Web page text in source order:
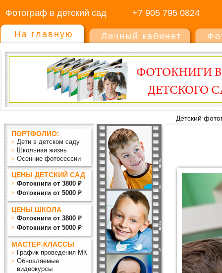
Фотограф в детский сад +7 905 795 0824
На главную Личный кабинет
Детский
ПОРТФОЛИО:
Дети в детском саду
Школьная жизнь
Осенние фотосессии
ЦЕНЫ ДЕТСКИЙ САД
Фотокниги от 3800 ₽
Фотокниги от 5000 ₽
ЦЕНЫ ШКОЛА
Фотокниги от 3800 ₽
Фотокниги от 5000 ₽
МАСТЕР-КЛАССЫ
График проведения МК
Обновляемые
видеокурсы